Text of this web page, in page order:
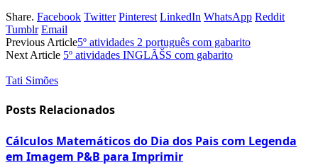
Share. Facebook Twitter Pinterest LinkedIn WhatsApp Reddit
Tumblr Email
Previous Article5º atividades 2 português com gabarito
Next Article 5º atividades INGLÃŠS com gabarito
Tati Simões
Posts Relacionados
Cálculos Matemáticos do Dia dos Pais com Legenda
em Imagem P&B para Imprimir